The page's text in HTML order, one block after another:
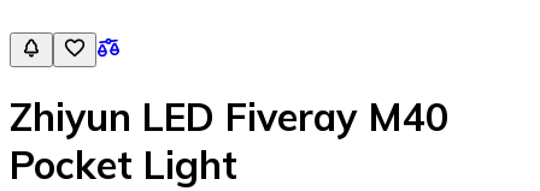
Zhiyun LED Fiveray M40
Pocket Light